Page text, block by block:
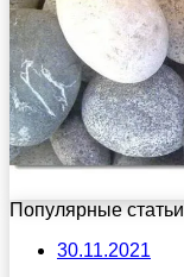
Популярные статьи
30.11.2021